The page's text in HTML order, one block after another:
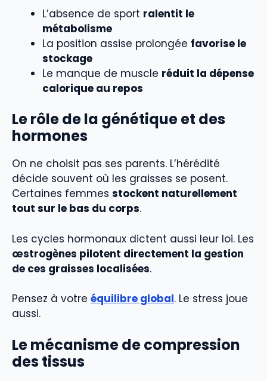
L’absence de sport ralentit le
métabolisme
La position assise prolongée favorise le
stockage
Le manque de muscle réduit la dépense
calorique au repos
Le rôle de la génétique et des
hormones
On ne choisit pas ses parents. L’hérédité
décide souvent où les graisses se posent.
Certaines femmes stockent naturellement
tout sur le bas du corps.
Les cycles hormonaux dictent aussi leur loi. Les
œstrogènes pilotent directement la gestion
de ces graisses localisées.
Pensez à votre équilibre global. Le stress joue
aussi.
Le mécanisme de compression
des tissus